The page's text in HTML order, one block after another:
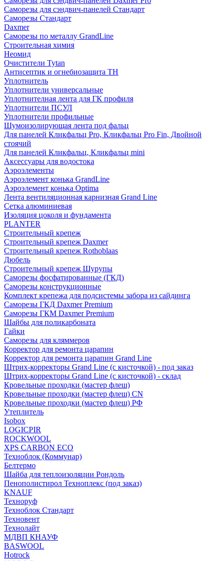
Саморезы для сэндвич-панелей Стандарт
Саморезы Стандарт
Daxmer
Саморезы по металлу GrandLine
Строительная химия
Неомид
Очистители Tytan
Антисептик и огнебиозащита ТН
Уплотнитель
Уплотнители универсальные
Уплотнителная лента для ГК профиля
Уплотнители ПСУЛ
Уплотнители профильные
Шумоизолирующая лента под фальц
Для панелей Кликфальц Pro, Кликфальц Pro Fin, Двойной
стоячий
Для панелей Кликфальц, Кликфальц mini
Аксессуары для водостока
Аэроэлементы
Аэроэлемент конька GrandLine
Аэроэлемент конька Optima
Лента вентиляционная карнизная Grand Line
Сетка алюминиевая
Изоляция цоколя и фундамента
PLANTER
Строительный крепеж
Строительный крепеж Daxmer
Строительный крепеж Rothoblaas
Дюбель
Строительный крепеж Шурупы
Саморeзы фосфатированные (ГКД)
Саморезы конструкционные
Комплект крепежа для подсистемы забора из сайдинга
Саморезы ГКД Daxmer Premium
Саморезы ГКМ Daxmer Premium
Шайбы для поликарбоната
Гайки
Саморезы для кляммеров
Корректор для ремонта царапин
Корректор для ремонта царапин Grand Line
Штрих-корректоры Grand Line (с кисточкой) - под заказ
Штрих-корректоры Grand Line (с кисточкой) - склад
Кровельные проходки (мастер флеш)
Кровельные проходки (мастер флеш) CN
Кровельные проходки (мастер флеш) РФ
Утеплитель
Isobox
LOGICPIR
ROCKWOOL
XPS CARBON ECO
Техноблок (Коммунар)
Белтермо
Шайба для теплоизоляции Рондоль
Пенополистирол Техноплекс (под заказ)
KNАUF
Технoруф
Техноблок Стандарт
Техновент
Технолайт
МДВП КНАУФ
BASWOOL
Hotrock